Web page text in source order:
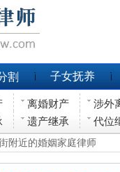
割 子女抚养
离婚财产
涉外
遗产继承 代位
附近的婚姻家庭律师